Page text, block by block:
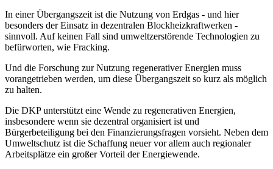
In einer Übergangszeit ist die Nutzung von Erdgas - und hier
besonders der Einsatz in dezentralen Blockheizkraftwerken -
sinnvoll. Auf keinen Fall sind umweltzerstörende Technologien zu
befürworten, wie Fracking.
Und die Forschung zur Nutzung regenerativer Energien muss
vorangetrieben werden, um diese Übergangszeit so kurz als möglich
zu halten.
Die DKP unterstützt eine Wende zu regenerativen Energien,
insbesondere wenn sie dezentral organisiert ist und
Bürgerbeteiligung bei den Finanzierungsfragen vorsieht. Neben dem
Umweltschutz ist die Schaffung neuer vor allem auch regionaler
Arbeitsplätze ein großer Vorteil der Energiewende.